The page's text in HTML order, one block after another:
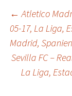
Post
← Atletico
05-17, La Liga,
Madrid, Spanien
Sevilla FC –
La Liga,